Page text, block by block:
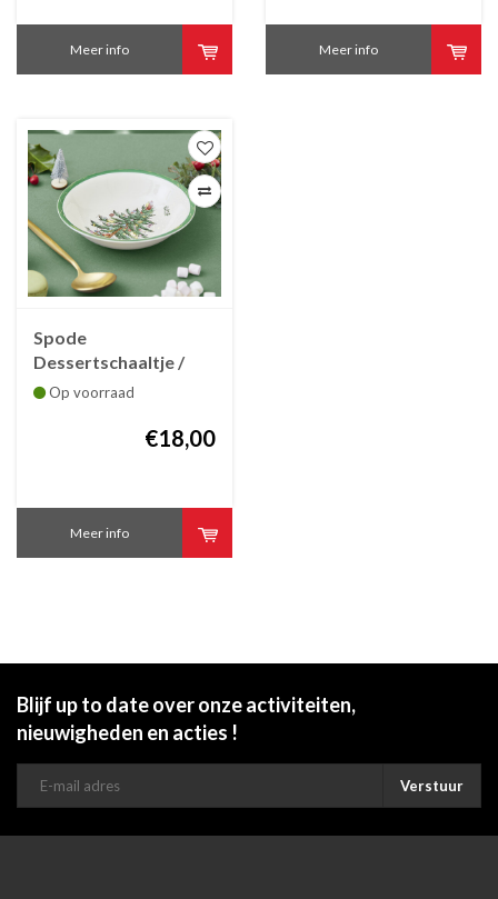
Meer info Meer info
Spode
Dessertschaaltje /
cereal bowl
Op voorraad
€18,00
Meer info
Blijf up to date over onze activiteiten,
nieuwigheden en acties !
Verstuur